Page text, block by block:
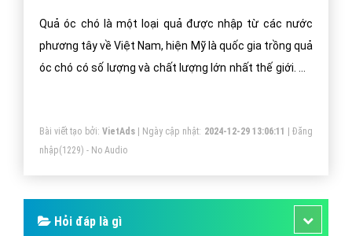
Quả Óc Chó Là Gì? Tìm Hiểu Về Quả Óc
Quả óc chó là một loại quả được nhập từ các nước